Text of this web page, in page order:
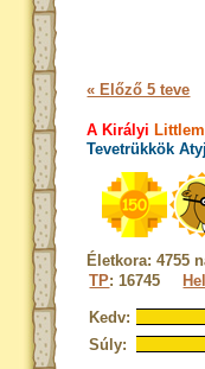
« Előző 5 teve
A Királyi
Tevetrükkök
Életkora: 4755
TP: 16745
Kedv:
Súly: